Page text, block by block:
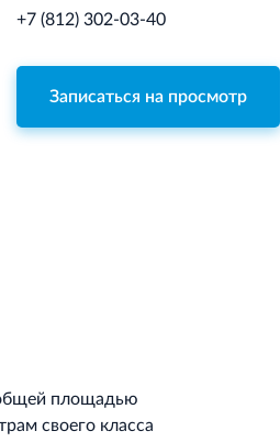
+7 (812) 302-03-40
Записаться на просмотр
площадью
своего класса